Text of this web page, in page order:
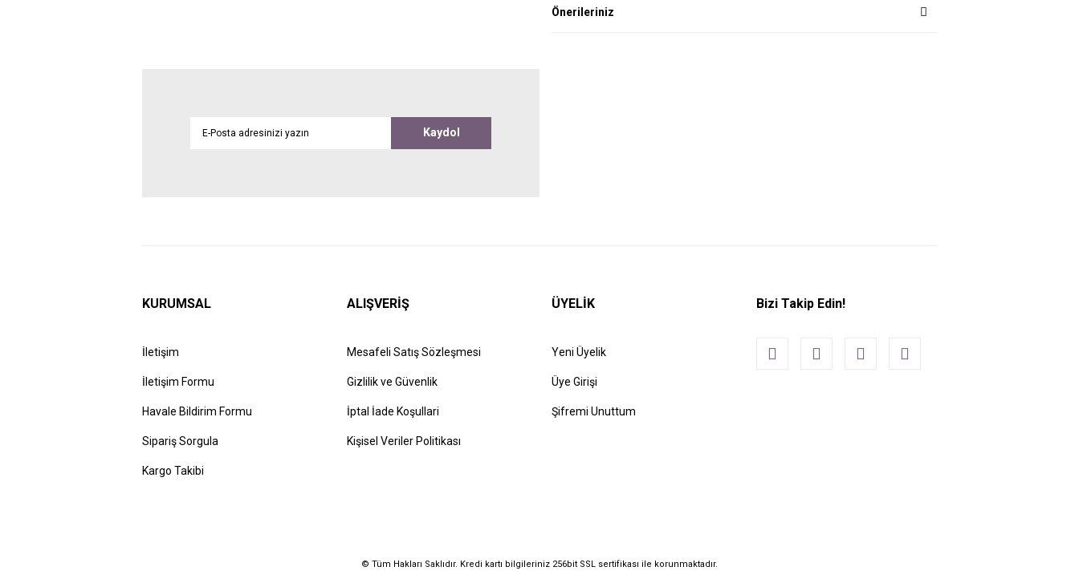
Önerileriniz
Kaydol
KURUMSAL
İletişim
İletişim Formu
Havale Bildirim Formu
Sipariş Sorgula
Kargo Takibi
ALIŞVERİŞ
Mesafeli Satış Sözleşmesi
Gizlilik ve Güvenlik
İptal İade Koşullari
Kişisel Veriler Politikası
ÜYELİK
Yeni Üyelik
Üye Girişi
Şifremi Unuttum
Bizi Takip Edin!
© Tüm Hakları Saklıdır. Kredi kartı bilgileriniz 256bit SSL sertifikası ile korunmaktadır.